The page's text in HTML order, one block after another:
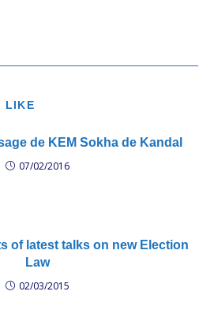
ា
LIKE
de KEM Sokha de Kandal
07/02/2016
of latest talks on new Election
Law
02/03/2015